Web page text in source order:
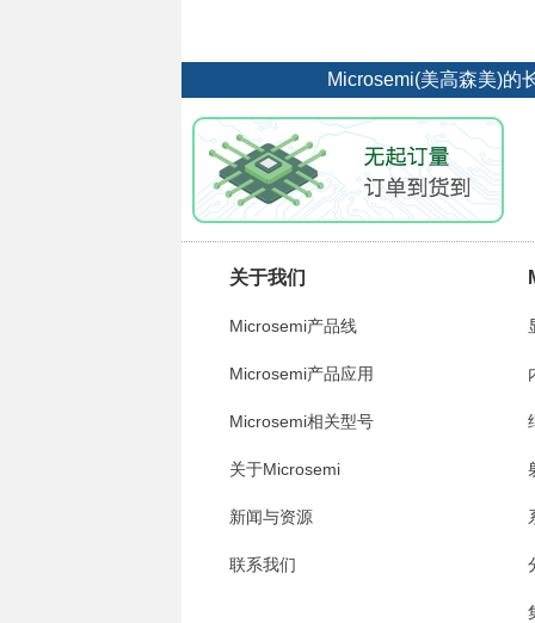
Microsemi(美高森美)的
关于我们
Microsemi产品线
Microsemi产品应用
Microsemi相关型号
关于Microsemi
新闻与资源
联系我们